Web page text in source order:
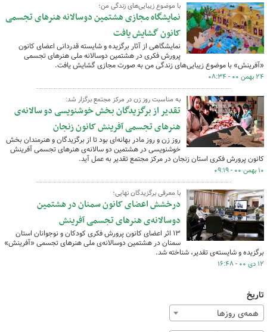
با موضوع زیبایی‌های زندگی من؛
نمایشگاه مجازی هشتمین دوسالانه هنرهای تجسمی
کانون گشایش یافت
نمایشگاهی از آثار برگزیده و شایسته قدردانی اعضای کانون
پرورش فکری در هشتمین دوسالانه ملی هنرهای تجسمی
«آفرینش» با موضوع زیبایی‌های زندگی من به صورت مجازی گشایش یافت.
۲۴ بهمن ۰۰ - ۰۸:۳۴
به مناسبت روز زن در مرکز مجتمع برگزار شد:
تقدیر از برگزیدگان بخش خوشنویسی دو سالانه‌ی
هنرهای تجسمی آفرینش کانون زنجان
روز زن و روز مادر بهانه‌ای بود تا از برگزیدگان و هنرمندان بخش
خوشنویسی در هشتمین دو سالانه‌ی هنرهای تجسمی آفرینش
کانون پرورش فکری استان زنجان در مرکز مجتمع تقدیر به عمل آید.
۱۰ بهمن ۰۰ - ۰۹:۱۹
با معرفی برگزیدگان نهایی؛
درخشش اعضای کانون سمنان در هشتمین
دوسالانه‌ی هنرهای تجسمی آفرینش
۱۳ اثر اعضای کانون پرورش فکری کودکان و نوجوانان استان
سمنان در هشتمین دوسالانه‌ی ملی هنرهای تجسمی «آفرینش»
برگزیده و شایسته‌ی تقدیر، شناخته شد.
۱۲ دی ۰۰ - ۱۶:۴۸
تاریخ
همه‌ی روزها